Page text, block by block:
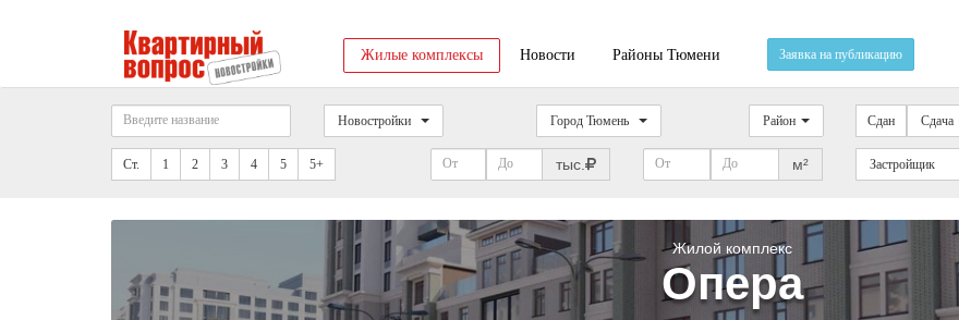
Жилые комплексы Новости Районы Тюмени Заявка на публикацию
Новостройки Город Тюмень Район Сдан Сдача
Ст. 1 2 3 4 5 5+ тыс. м² Застройщик
Жилой комплекс
Опера